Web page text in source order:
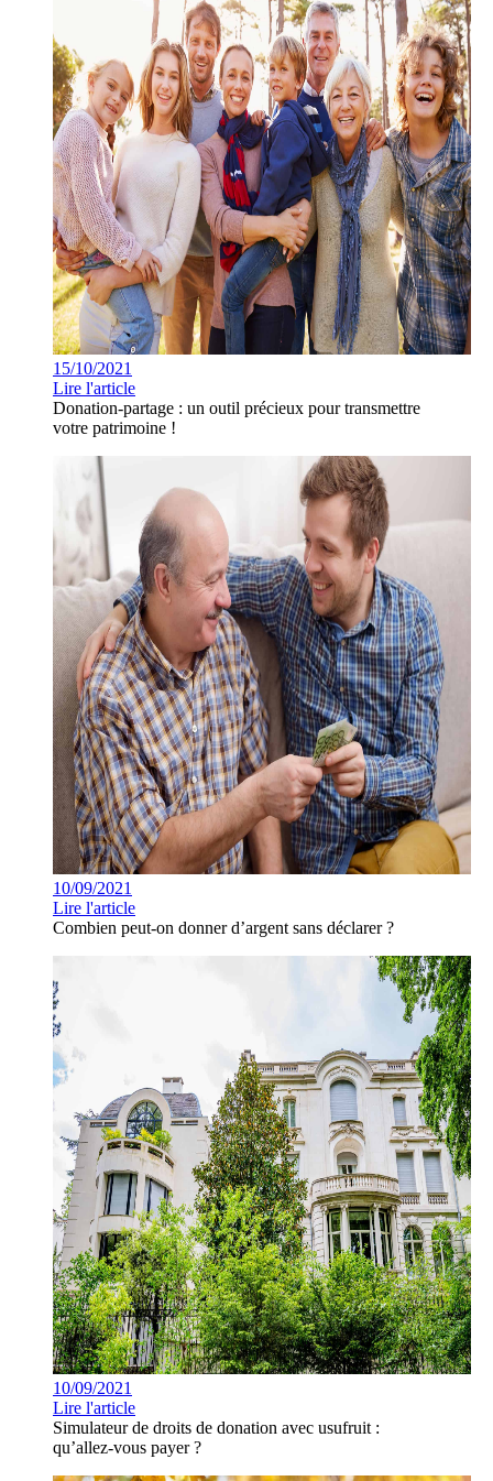
15/10/2021
Lire l'article
Donation-partage : un outil précieux pour transmettre
votre patrimoine !
10/09/2021
Lire l'article
Combien peut-on donner d’argent sans déclarer ?
10/09/2021
Lire l'article
Simulateur de droits de donation avec usufruit :
qu’allez-vous payer ?